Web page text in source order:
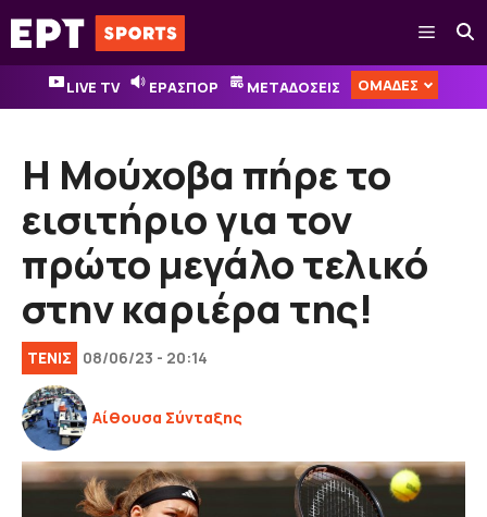
Μετάβαση
σε
περιεχόμενο
Μενού
LIVE TV ΕΡΑΣΠΟΡ ΜΕΤΑΔΟΣΕΙΣ ΟΜΑΔΕΣ
Η Μούχοβα πήρε το
εισιτήριο για τον
πρώτο μεγάλο τελικό
στην καριέρα της!
ΤΕΝΙΣ 08/06/23 - 20:14
Αίθουσα Σύνταξης